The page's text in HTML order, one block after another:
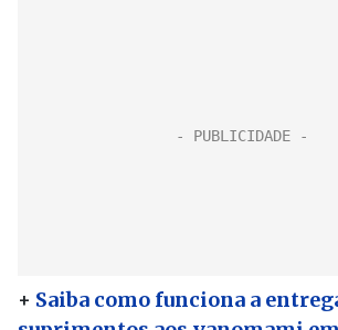
+ Saiba como funciona a